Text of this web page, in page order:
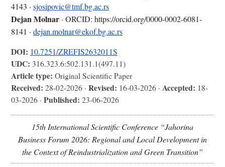
4143 · sjosipovic@tmf.bg.ac.rs
Dejan Molnar · ORCID: https://orcid.org/0000-0002-6081-
8141 · dejan.molnar@ekof.bg.ac.rs
DOI: 10.7251/ZREFIS2632011S
UDC: 316.323.6:502.131.1(497.11)
Article type: Original Scientific Paper
Received: 28-02-2026 · Revised: 16-03-2026 · Accepted: 18-
03-2026 · Published: 23-06-2026
15th International Scientific Conference “Jahorina
Business Forum 2026: Regional and Local Development in
the Context of Reindustrialization and Green Transition”